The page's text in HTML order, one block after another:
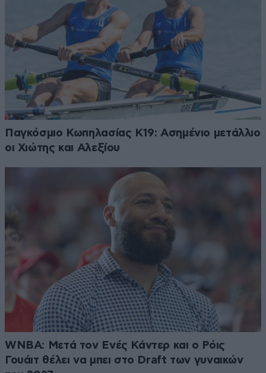
Παγκόσμιο Κωπηλασίας Κ19: Ασημένιο μετάλλιο
οι Χιώτης και Αλεξίου
WNBA: Μετά τον Ενές Κάντερ και ο Ρόις
Γουάιτ θέλει να μπει στο Draft των γυναικών